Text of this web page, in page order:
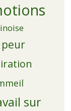
peur
sur